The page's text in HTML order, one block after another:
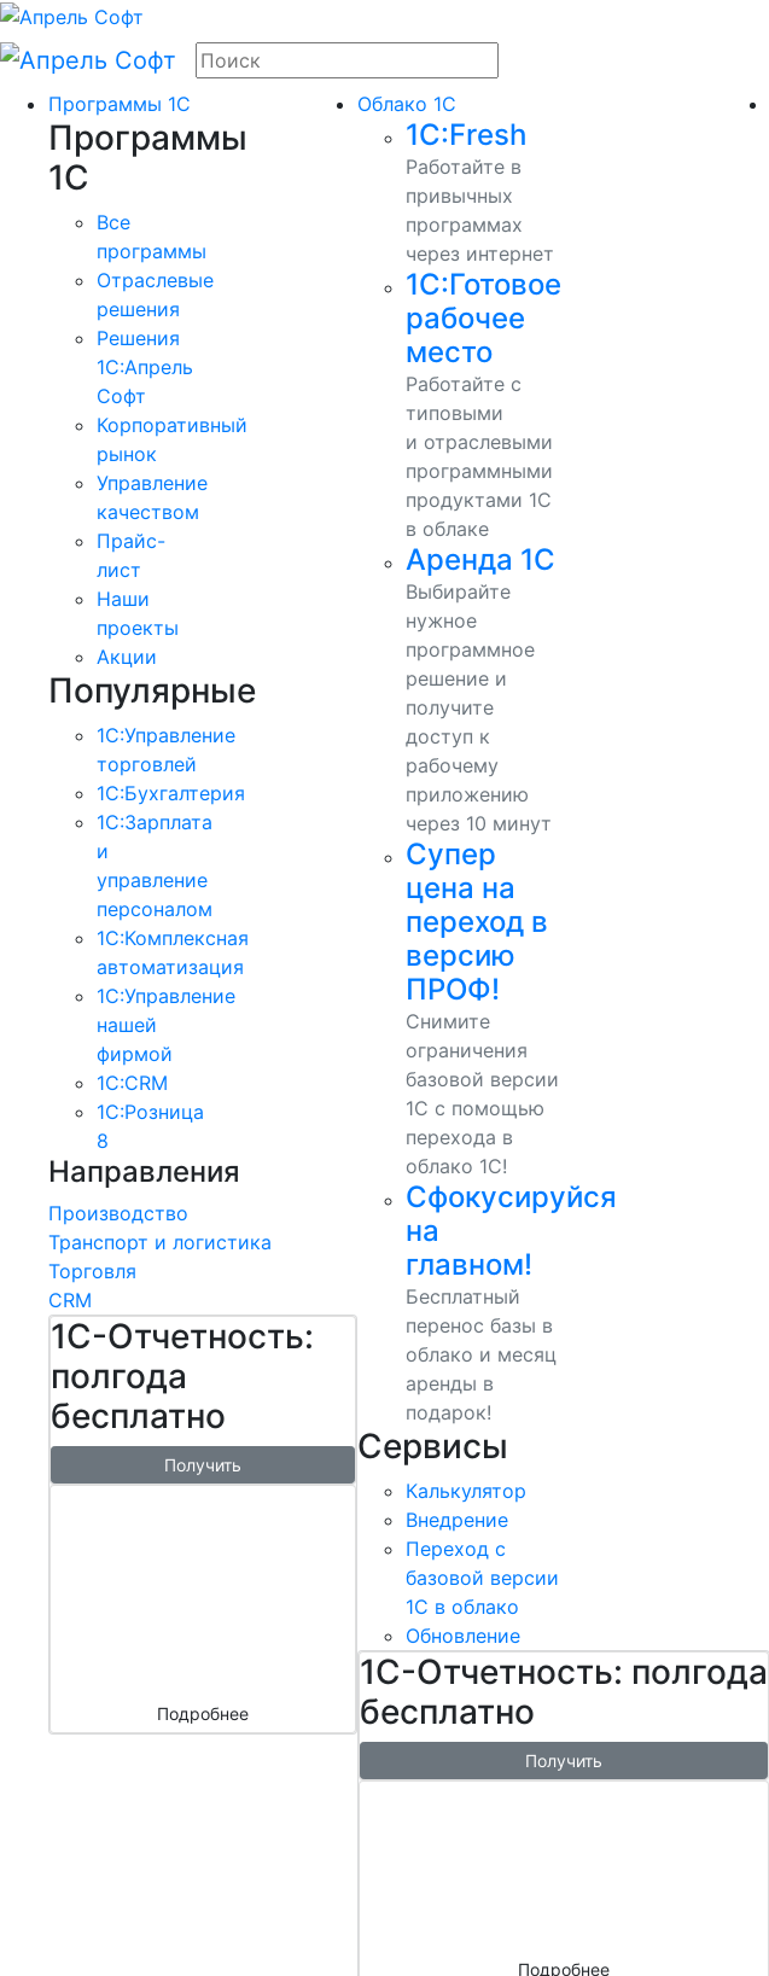
Программы 1С
Программы
1С
Все
программы
Отраслевые
решения
Решения
1C:Апрель
Софт
Корпоративный
рынок
Управление
качеством
Прайс-
лист
Наши
проекты
Акции
Популярные
1С:Управление
торговлей
1С:Бухгалтерия
1С:Зарплата
и
управление
персоналом
1С:Комплексная
автоматизация
1С:Управление
нашей
фирмой
1С:CRM
1С:Розница
8
Направления
Производство
Транспорт и логистика
Торговля
CRM
1С-Отчетность:
полгода
бесплатно
Получить
Подробнее
Облако 1С
1С:Fresh
Работайте в
привычных
программах
через интернет
1С:Готовое
рабочее
место
Работайте с
типовыми
и отраслевыми
программными
продуктами 1С
в облаке
Аренда 1С
Выбирайте
нужное
программное
решение и
получите
доступ к
рабочему
приложению
через 10 минут
Супер
цена на
переход в
версию
ПРОФ!
Снимите
ограничения
базовой версии
1С с помощью
перехода в
облако 1С!
Сфокусируйся
на
главном!
Бесплатный
перенос базы в
облако и месяц
аренды в
подарок!
Сервисы
Калькулятор
Внедрение
Переход с
базовой версии
1С в облако
Обновление
1С-Отчетность: полгода
бесплатно
Получить
Подробнее